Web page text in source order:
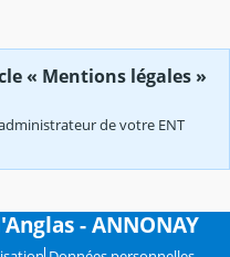
« Mentions légales »
de votre ENT
- ANNONAY